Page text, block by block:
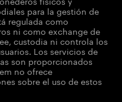
para la gestión de
regulada como
ni como exchange de
custodia ni controla los
Los servicios de
son proporcionados
no ofrece
sobre el uso de estos